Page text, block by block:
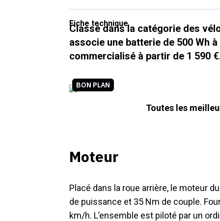
Fiche technique
Classé dans la catégorie des
associe une batterie de 500 Wh
commercialisé à partir de 1 590
BON PLAN
Toutes les
Moteur
Placé dans la roue arrière, le moteur
de puissance et 35 Nm de couple.
km/h. L’ensemble est piloté par un